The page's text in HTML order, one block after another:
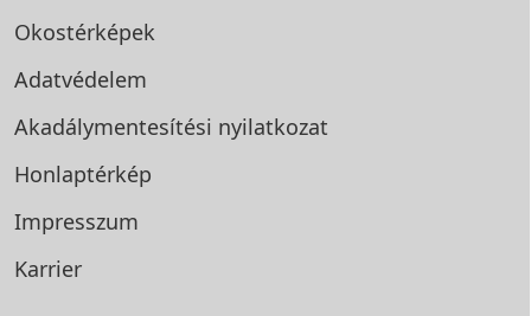
Okostérképek
Adatvédelem
Akadálymentesítési nyilatkozat
Honlaptérkép
Impresszum
Karrier